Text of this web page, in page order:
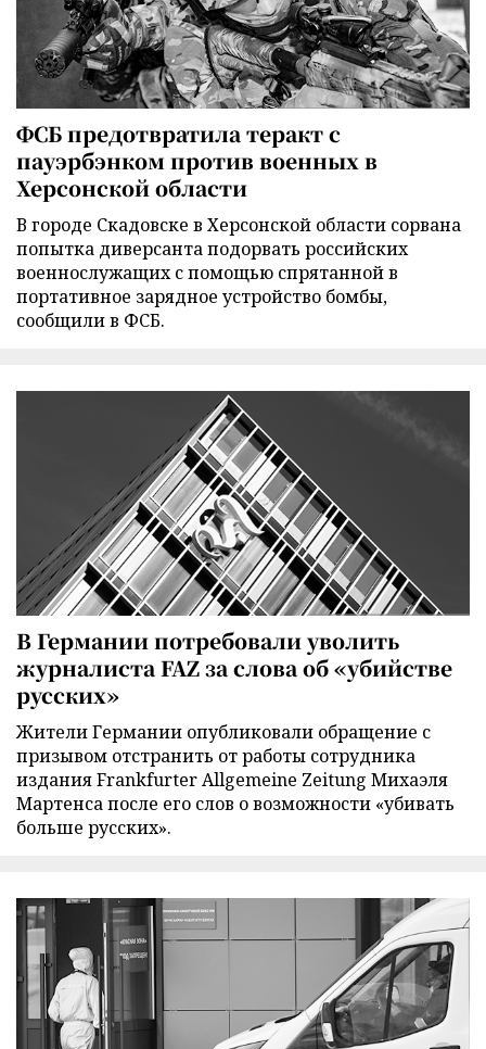
ФСБ предотвратила теракт с
пауэрбэнком против военных в
Херсонской области
В городе Скадовске в Херсонской области сорвана
попытка диверсанта подорвать российских
военнослужащих с помощью спрятанной в
портативное зарядное устройство бомбы,
сообщили в ФСБ.
В Германии потребовали уволить
журналиста FAZ за слова об «убийстве
русских»
Жители Германии опубликовали обращение с
призывом отстранить от работы сотрудника
издания Frankfurter Allgemeine Zeitung Михаэля
Мартенса после его слов о возможности «убивать
больше русских».